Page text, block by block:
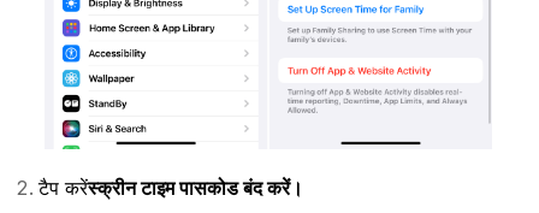
टैप करेंस्क्रीन टाइम पासकोड बंद करें।